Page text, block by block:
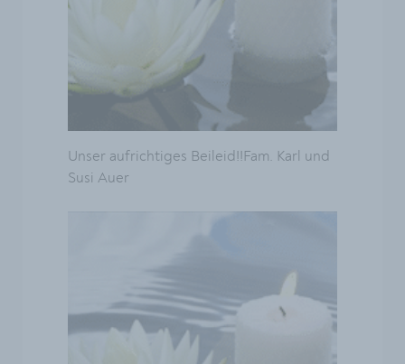
Unser aufrichtiges Beileid!!Fam. Karl und
Susi Auer